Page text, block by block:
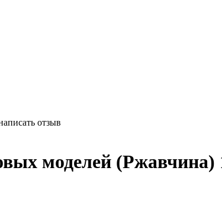
отзыв
моделей (Ржавчина)